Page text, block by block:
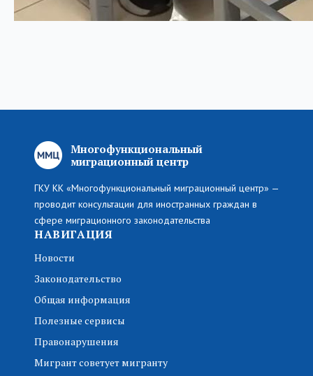
Многофункциональный
миграционный центр
ГКУ КК «Многофункциональный миграционный центр» —
проводит консультации для иностранных граждан в
сфере миграционного законодательства
НАВИГАЦИЯ
Новости
Законодательство
Общая информация
Полезные сервисы
Правонарушения
Мигрант советует мигранту